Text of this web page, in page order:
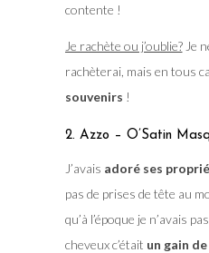
contente !
Je rachète ou j’oublie?Je
rachèterai, mais en tous
souvenirs !
2. Azzo – O’Satin
J’avais adoré ses
pas de prises de tête au
qu’à l’époque je n’avais
cheveux c’était un gain